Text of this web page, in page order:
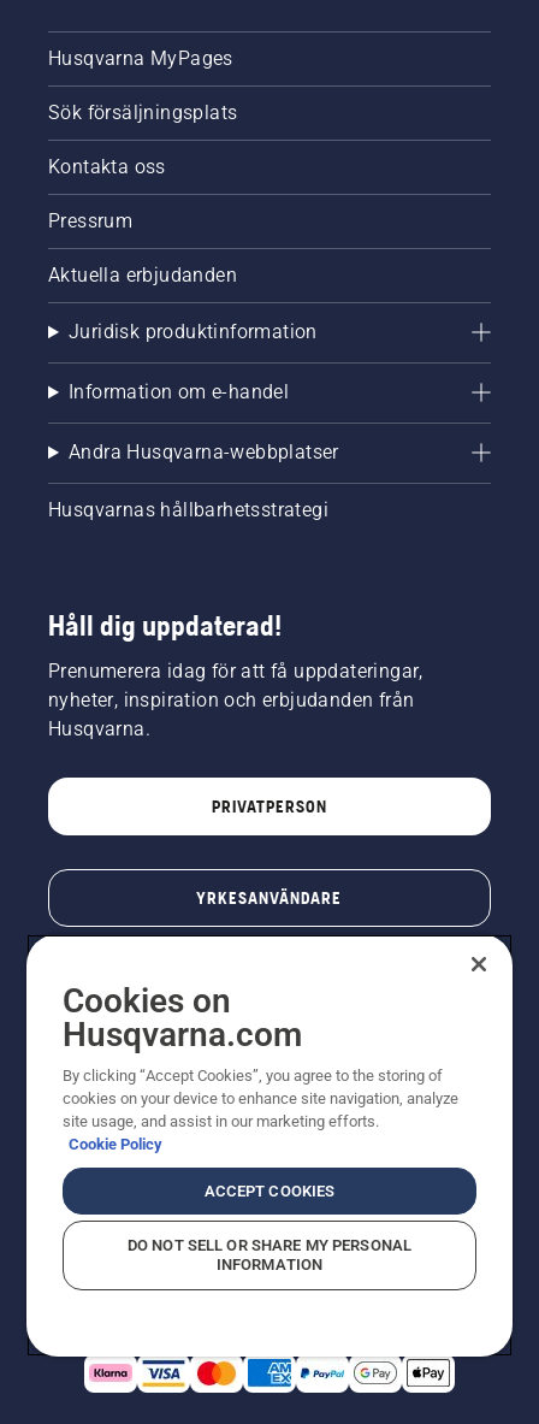
Husqvarna MyPages
Sök försäljningsplats
Kontakta oss
Pressrum
Aktuella erbjudanden
Juridisk produktinformation
Information om e-handel
Andra Husqvarna-webbplatser
Husqvarnas hållbarhetsstrategi
Håll dig uppdaterad!
Prenumerera idag för att få uppdateringar,
nyheter, inspiration och erbjudanden från
Husqvarna.
PRIVATPERSON
YRKESANVÄNDARE
© Husqvarna AB (publ). All rights reserved. Priserna
som visas är rekommenderade cirkapriser. Alla angivna
priser är rekommenderade försäljningspriser (inkl.
moms) om inte produkten är tillgänglig för direkt köp.
CookiepolicyAnvändningsvillkor Sekretessmeddelande
Rapportera misstänkta överträdelser
Cookies on
Husqvarna.com
By clicking “Accept Cookies”, you agree to the storing of
cookies on your device to enhance site navigation, analyze
site usage, and assist in our marketing efforts.
Cookie Policy
ACCEPT COOKIES
DO NOT SELL OR SHARE MY PERSONAL
INFORMATION